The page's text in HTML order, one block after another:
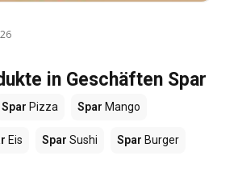
in Geschäften Spar
Spar Pizza Spar Mango
Eis Spar Sushi Spar Burger